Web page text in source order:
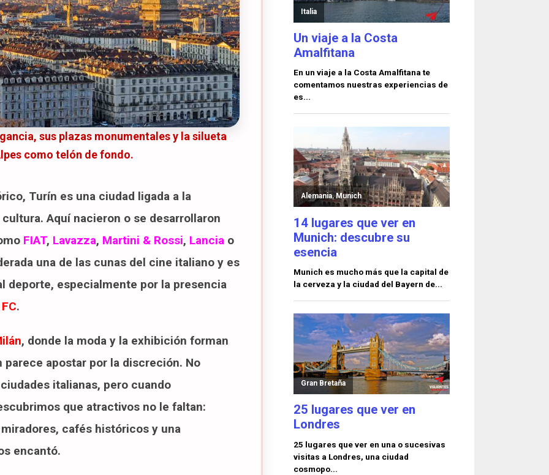
Majestic
Turín
sus plazas monumentales y la silueta
como telón de fondo.
Turín es una ciudad ligada a la
Aquí nacieron o se desarrollaron
FIAT, Lavazza, Martini & Rossi, Lancia o
una de las cunas del cine italiano y es
deporte, especialmente por la presencia
.
, donde la moda y la exhibición forman
apostar por la discreción. No
italianas, pero cuando
que atractivos no le faltan:
cafés históricos y una
encantó.